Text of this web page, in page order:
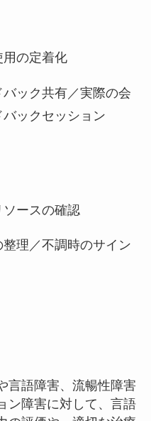
の定着化
ック共有／実際の会
ックセッション
ースの確認
理／不調時のサイン
言語障害、流暢性障害
ン障害に対して、言語